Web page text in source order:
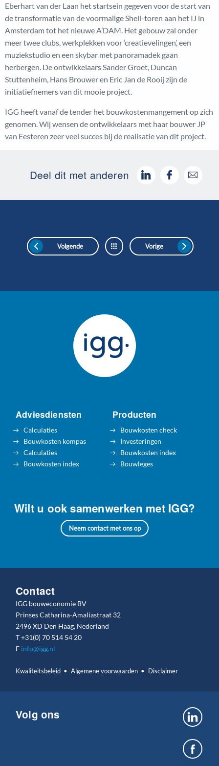
Eberhart van der Laan het startsein gegeven voor de start van
de transformatie van de voormalige Shell-toren aan het IJ in
Amsterdam tot het nieuwe A’DAM. Het gebouw zal onder
meer twee clubs, werkplekken voor ‘creatievelingen’, een
muziekstudio en een skybar met panoramadek gaan
herbergen. De ontwikkelaars Sander Groet, Duncan
Stuttenheim, Hans Brouwer en Eric Jan de Rooij zijn de
initiatiefnemers van dit mooie project.
IGG heeft vanaf de tender het bouwkostenmangement op zich
genomen. Wij wensen de ontwikkelaars met haar bouwer JP
van Eesteren zeer veel succes bij de realisatie van dit project.
Deel dit met anderen
Volgende Vorige
Adviesdiensten
Calculaties
Bouwkosten kompas
Calculaties
Bouwkosten index
Producten
Bouwkosten check
Investeringen
Bouwkosten index
Bouwleges
Wilt u ook samenwerken met IGG?
Neem contact met ons op
Contact
IGG bouweconomie BV
Prinses Catharina-Amaliastraat 32
2496 XD Den Haag, Nederland
T+31(0) 70 514 54 20
E info@igg.nl
Kwaliteitsbeleid Algemene voorwaarden Disclaimer
Volg ons